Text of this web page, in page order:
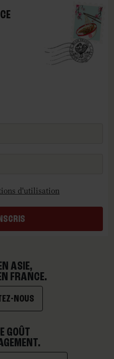
d'utilisation
ASIE,
FRANCE.
NOUS
GOÛT